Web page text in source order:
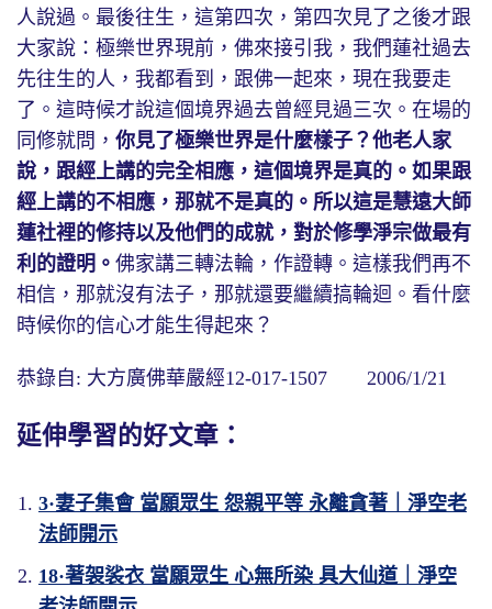
人說過。最後往生，這第四次，第四次見了之後才跟
大家說：極樂世界現前，佛來接引我，我們蓮社過去
先往生的人，我都看到，跟佛一起來，現在我要走
了。這時候才說這個境界過去曾經見過三次。在場的
同修就問， 你見了極樂世界是什麼樣子？他老人家
說，跟經上講的完全相應，這個境界是真的。如果跟
經上講的不相應，那就不是真的。所以這是慧遠大師
蓮社裡的修持以及他們的成就，對於修學淨宗做最有
利的證明。 佛家講三轉法輪，作證轉。這樣我們再不
相信，那就沒有法子，那就還要繼續搞輪迴。看什麼
時候你的信心才能生得起來？
恭錄自: 大方廣佛華嚴經12-017-1507 2006/1/21
延伸學習的好文章：
3·妻子集會 當願眾生 怨親平等 永離貪著｜淨空老
法師開示
18·著袈裟衣 當願眾生 心無所染 具大仙道｜淨空